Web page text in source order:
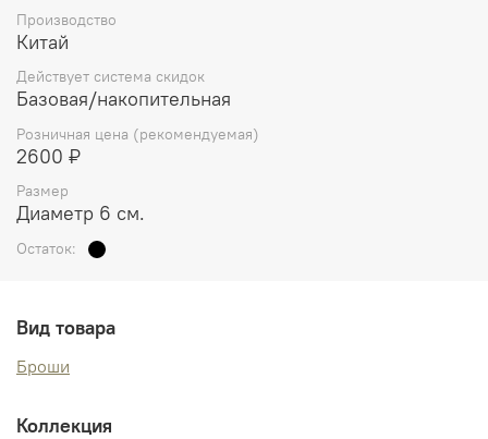
Производство
Китай
Действует система скидок
Базовая/накопительная
Розничная цена (рекомендуемая)
2600 ₽
Размер
Диаметр 6 см.
Остаток:
Вид товара
Броши
Коллекция